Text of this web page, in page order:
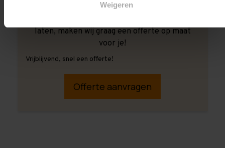
Weigeren
laten, maken wij graag een offerte op maat
voor je!
Vrijblijvend, snel een offerte!
Offerte aanvragen